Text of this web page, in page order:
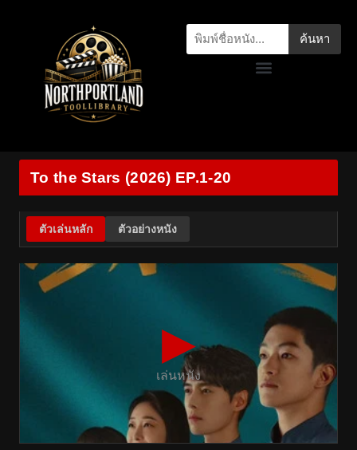
ค้นหา
To the Stars (2026) EP.1-20
ตัวเล่นหลัก ตัวอย่างหนัง
▶
เล่นหนัง